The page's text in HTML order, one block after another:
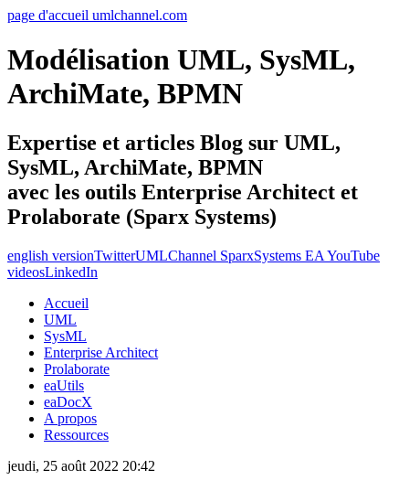
page d'accueil umlchannel.com
Modélisation UML, SysML,
ArchiMate, BPMN
Expertise et articles Blog sur UML,
SysML, ArchiMate, BPMN
avec les outils Enterprise Architect et
Prolaborate (Sparx Systems)
english versionTwitterUMLChannel SparxSystems EA YouTube
videosLinkedIn
Accueil
UML
SysML
Enterprise Architect
Prolaborate
eaUtils
eaDocX
A propos
Ressources
jeudi, 25 août 2022 20:42